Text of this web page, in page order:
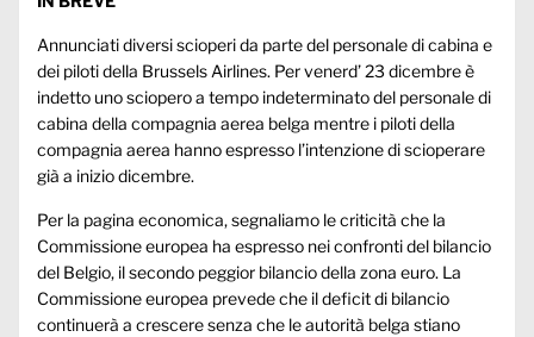
Annunciati diversi scioperi da parte del personale di cabina e
dei piloti della Brussels Airlines. Per venerd’ 23 dicembre è
indetto uno sciopero a tempo indeterminato del personale di
cabina della compagnia aerea belga mentre i piloti della
compagnia aerea hanno espresso l’intenzione di scioperare
già a inizio dicembre.
Per la pagina economica, segnaliamo le criticità che la
Commissione europea ha espresso nei confronti del bilancio
del Belgio, il secondo peggior bilancio della zona euro. La
Commissione europea prevede che il deficit di bilancio
continuerà a crescere senza che le autorità belga stiano